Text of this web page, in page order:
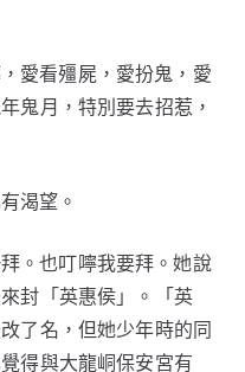
愛看殭屍，愛扮鬼，愛
鬼月，特別要去招惹，
渴望。
。也叮嚀我要拜。她說
封「英惠侯」。「英
了名，但她少年時的同
得與大龍峒保安宮有